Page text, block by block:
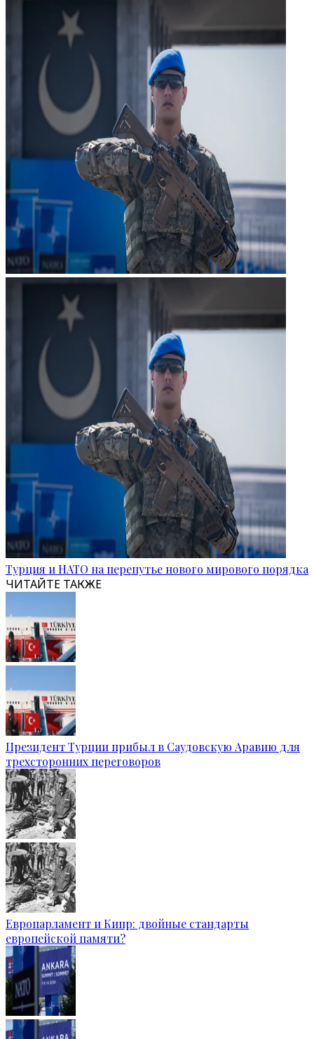
Турция и НАТО на перепутье нового мирового порядка
ЧИТАЙТЕ ТАКЖЕ
Президент Турции прибыл в Саудовскую Аравию для
трехсторонних переговоров
Европарламент и Кипр: двойные стандарты
европейской памяти?